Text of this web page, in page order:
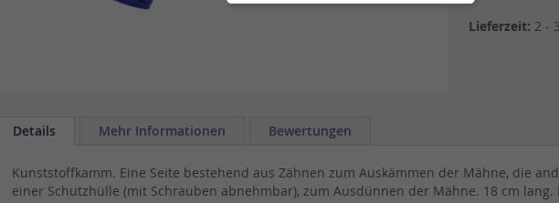
the
Lieferzeit: 2 -
Details
Kunststoffkamm. Eine Seite bestehend aus Zähnen zum Auskämmen der Mähne, die
einer Schutzhülle (mit Schrauben abnehmbar), zum Ausdünnen der Mähne. 18 cm lang.
Mehr Informationen Bewertungen